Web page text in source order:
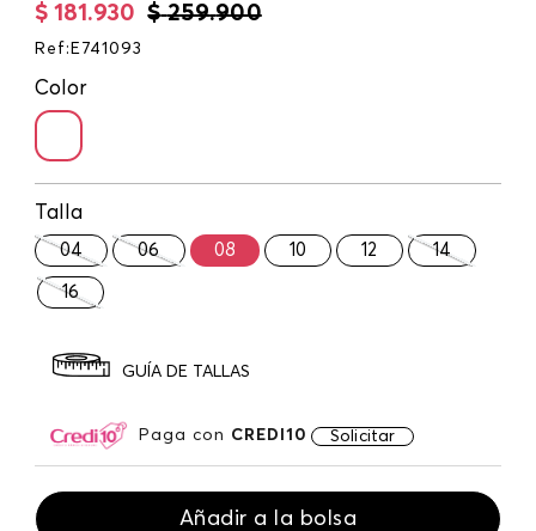
$ 259.900
$ 181 .930
Ref : E741093
Color
Talla
04 06 08 10 12 14
16
GUÍA DE TALLAS
Paga con CREDI10 Solicitar
Añadir a la bolsa